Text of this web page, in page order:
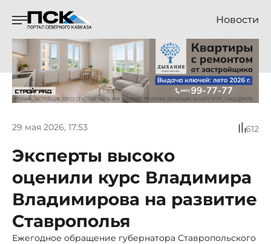
Новости
29 мая 2026, 17:53 612
Эксперты высоко
оценили курс Владимира
Владимирова на развитие
Ставрополья
Ежегодное обращение губернатора Ставропольского